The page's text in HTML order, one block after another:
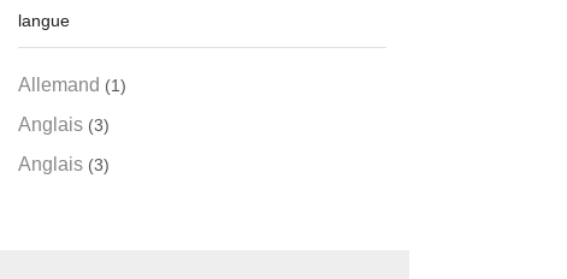
langue
Allemand (1)
Anglais (3)
Anglais (3)